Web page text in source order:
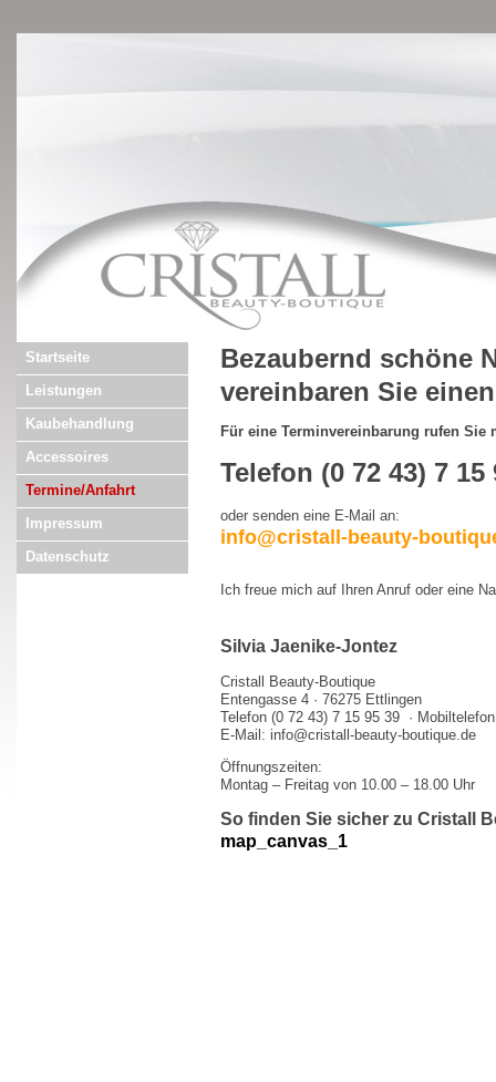
Startseite
Leistungen
Kaubehandlung
Accessoires
Termine/Anfahrt
Impressum
Datenschutz
Bezaubernd schöne
vereinbaren Sie
Für eine Terminvereinbarung rufen Sie
Telefon (0 72 43) 7 15
oder senden eine E-Mail an:
info@cristall-beauty-
Ich freue mich auf Ihren Anruf oder eine
Silvia Jaenike-Jontez
Cristall Beauty-Boutique
Entengasse 4 · 76275 Ettlingen
Telefon (0 72 43) 7 15 95 39 ·
E-Mail: info@cristall-beauty-boutique.de
Öffnungszeiten:
Montag – Freitag von 10.00 – 18.00 Uhr
So finden Sie sicher zu Cristall
map_canvas_1